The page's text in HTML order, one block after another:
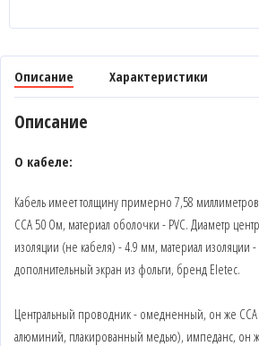
Описание Характеристики
Описание
О кабеле:
Кабель имеет толщину примерно 7,58
CCA 50 Ом, материал оболочки - PVC. Диаметр
изоляции (не кабеля) - 4.9 мм, материал изоляции
дополнительный экран из фольги, бренд Eletec.
Центральный проводник - омедненный, он же
алюминий, плакированный медью), импеданс, он